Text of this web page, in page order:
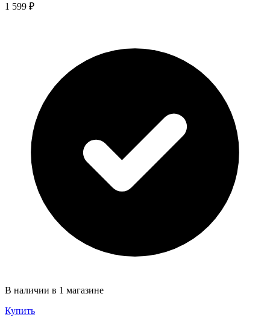
1 599 ₽
В наличии в 1 магазине
Купить